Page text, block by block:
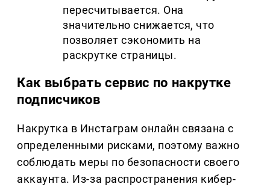
пересчитывается. Она
значительно снижается, что
позволяет сэкономить на
раскрутке страницы.
Как выбрать сервис по накрутке
подписчиков
Накрутка в Инстаграм онлайн связана с
определенными рисками, поэтому важно
соблюдать меры по безопасности своего
аккаунта. Из-за распространения кибер-